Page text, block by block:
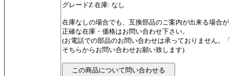
グレードZ 在庫: なし
在庫なしの場合でも、互換部品のご案内が出来る場合
正確な在庫・価格はお問い合わせ下さい。
(お電話での部品のお問い合わせは承っておりません。
そちらからお問い合わせお願い致します)